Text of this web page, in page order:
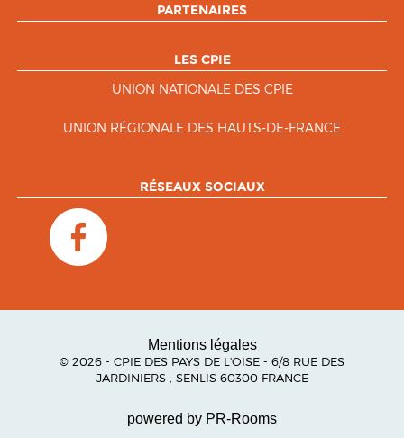
PARTENAIRES
LES CPIE
UNION NATIONALE DES CPIE
UNION RÉGIONALE DES HAUTS-DE-FRANCE
RÉSEAUX SOCIAUX
Mentions légales
© 2026 - CPIE DES PAYS DE L'OISE - 6/8 RUE DES
JARDINIERS , SENLIS 60300 FRANCE
powered by PR-Rooms